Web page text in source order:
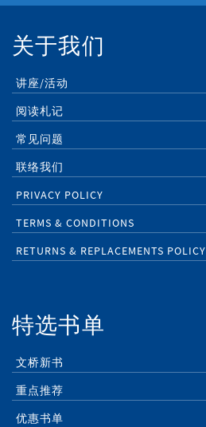
关于我们
讲座/活动
阅读札记
常见问题
联络我们
PRIVACY POLICY
TERMS & CONDITIONS
RETURNS & REPLACEMENTS POLICY
特选书单
文桥新书
重点推荐
优惠书单